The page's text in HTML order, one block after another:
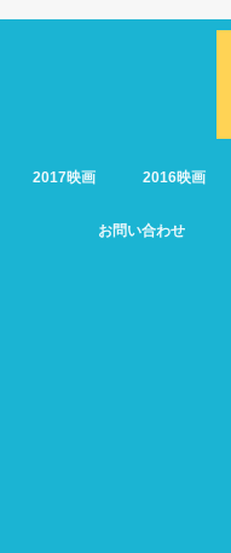
2017映画 2016映画
お問い合わせ